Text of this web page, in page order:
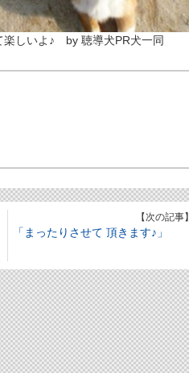
楽しいよ♪ by 聴導犬PR犬一同
【次の記事】
「まったりさせて 頂きます♪」